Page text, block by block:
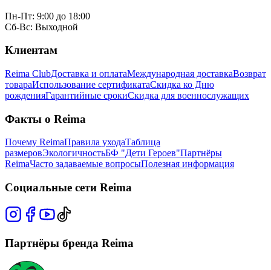
Пн-Пт: 9:00 до 18:00
Сб-Вс: Выходной
Клиентам
Reima ClubДоставка и оплатаМеждународная доставкаВозврат
товараИспользование сертификатаСкидка ко Дню
рожденияГарантийные срокиСкидка для военнослужащих
Факты о Reima
Почему ReimaПравила уходаТаблица
размеровЭкологичностьБФ "Дети Героев"Партнёры
ReimaЧасто задаваемые вопросыПолезная информация
Социальные сети Reima
Партнёры бренда Reima